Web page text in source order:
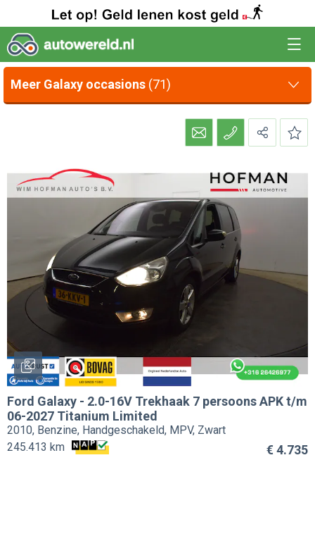
Meer Galaxy occasions (71)
Ford Galaxy - 2.0-16V Trekhaak 7 persoons APK t/m
06-2027 Titanium Limited
2010, Benzine, Handgeschakeld, MPV, Zwart
€ 4.735
245.413 km